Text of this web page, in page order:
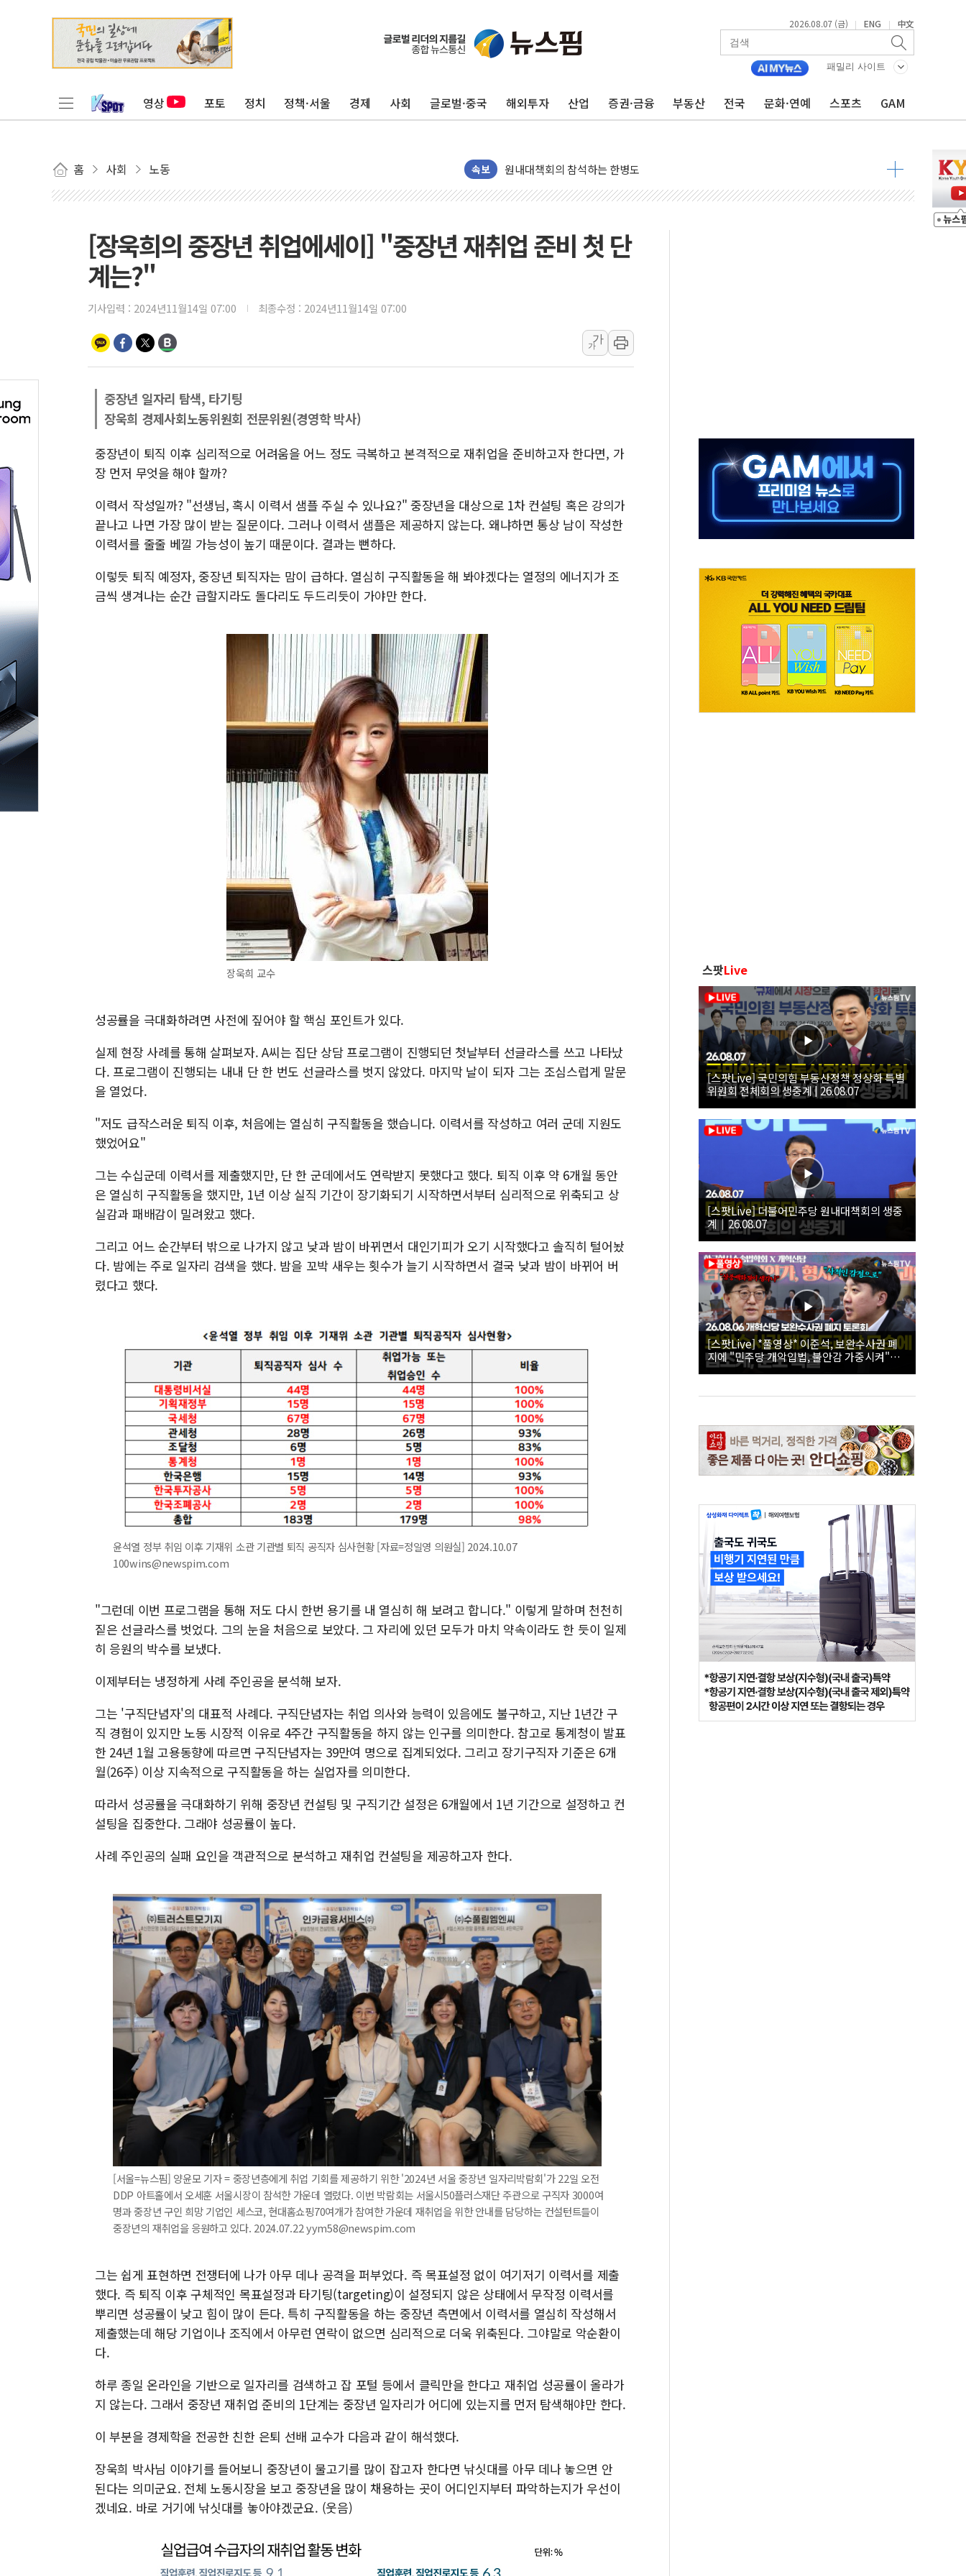
2026.08.07 (금) | ENG | 中文
패밀리 사이트
영상 포토 정치 정책·서울 경제 사회 글로벌·중국 해외투자 산업 증권·금융 부동산 전국 문화·연예 스포츠 GAM
홈 사회 노동 속보
美 민주, 트럼프 측에 200만 달러 건넨 韓기업 조사… "관세 무마용 뇌물 의혹"
지방공기업 경영평가, 서울농수산식품공사 등 20곳 '최우수'...인천환경공단 등 '부진'
"35초마다 중국과 통신"...美보안기업, 중국제 공유기서 '백도어' 발견
한병도 "막말 정치를 좌시하지 않겠다"
AIA그룹, 12년 연속 MDRT 회원 수 세계 1위…국내 회원 34% 증가
[컨콜] 네이버, 멤버십 연계 배송 혜택 강화...새벽 배송 도입 예정
[특징주] 포스코퓨처엠, LFP 장기공급 합의에 7%대 급등
HDC랩스, 'BUILD CON SUMMIT 2026' 참가
[컨콜] 네이버, "엔비디아와 공고한 파트너십 이어갈 예정"
美공화, 韓 '개정 정통망법'에 항의 서한…"표현의 자유 위협"
벤처업계 "정부 세제개편안 환영...RSU 세제지원 긍정 검토되길"
[장욱희의 중장년 취업에세이] "중장년 재취업 준비 첫 단
계는?"
기사입력 : 2024년11월14일 07:00 최종수정 : 2024년11월14일 07:00
가
가
중장년 일자리 탐색, 타기팅
장욱희 경제사회노동위원회 전문위원(경영학 박사)
중장년이 퇴직 이후 심리적으로 어려움을 어느 정도 극복하고 본격적으로 재취업을 준비하고자 한다면, 가
장 먼저 무엇을 해야 할까?
이력서 작성일까? "선생님, 혹시 이력서 샘플 주실 수 있나요?" 중장년을 대상으로 1차 컨설팅 혹은 강의가
끝나고 나면 가장 많이 받는 질문이다. 그러나 이력서 샘플은 제공하지 않는다. 왜냐하면 통상 남이 작성한
이력서를 줄줄 베낄 가능성이 높기 때문이다. 결과는 뻔하다.
이렇듯 퇴직 예정자, 중장년 퇴직자는 맘이 급하다. 열심히 구직활동을 해 봐야겠다는 열정의 에너지가 조
금씩 생겨나는 순간 급할지라도 돌다리도 두드리듯이 가야만 한다.
장욱희 교수
성공률을 극대화하려면 사전에 짚어야 할 핵심 포인트가 있다.
실제 현장 사례를 통해 살펴보자. A씨는 집단 상담 프로그램이 진행되던 첫날부터 선글라스를 쓰고 나타났
다. 프로그램이 진행되는 내내 단 한 번도 선글라스를 벗지 않았다. 마지막 날이 되자 그는 조심스럽게 말문
을 열었다.
"저도 급작스러운 퇴직 이후, 처음에는 열심히 구직활동을 했습니다. 이력서를 작성하고 여러 군데 지원도
했었어요"
그는 수십군데 이력서를 제출했지만, 단 한 군데에서도 연락받지 못했다고 했다. 퇴직 이후 약 6개월 동안
은 열심히 구직활동을 했지만, 1년 이상 실직 기간이 장기화되기 시작하면서부터 심리적으로 위축되고 상
실감과 패배감이 밀려왔고 했다.
그리고 어느 순간부터 밖으로 나가지 않고 낮과 밤이 바뀌면서 대인기피가 오기 시작했다고 솔직히 털어놨
다. 밤에는 주로 일자리 검색을 했다. 밤을 꼬박 새우는 횟수가 늘기 시작하면서 결국 낮과 밤이 바뀌어 버
렸다고 했다.
윤석열 정부 취임 이후 기재위 소관 기관별 퇴직 공직자 심사현황 [자료=정일영 의원실] 2024.10.07
100wins@newspim.com
"그런데 이번 프로그램을 통해 저도 다시 한번 용기를 내 열심히 해 보려고 합니다." 이렇게 말하며 천천히
짙은 선글라스를 벗었다. 그의 눈을 처음으로 보았다. 그 자리에 있던 모두가 마치 약속이라도 한 듯이 일제
히 응원의 박수를 보냈다.
이제부터는 냉정하게 사례 주인공을 분석해 보자.
그는 '구직단념자'의 대표적 사례다. 구직단념자는 취업 의사와 능력이 있음에도 불구하고, 지난 1년간 구
직 경험이 있지만 노동 시장적 이유로 4주간 구직활동을 하지 않는 인구를 의미한다. 참고로 통계청이 발표
한 24년 1월 고용동향에 따르면 구직단념자는 39만여 명으로 집계되었다. 그리고 장기구직자 기준은 6개
월(26주) 이상 지속적으로 구직활동을 하는 실업자를 의미한다.
따라서 성공률을 극대화하기 위해 중장년 컨설팅 및 구직기간 설정은 6개월에서 1년 기간으로 설정하고 컨
설팅을 집중한다. 그래야 성공률이 높다.
사례 주인공의 실패 요인을 객관적으로 분석하고 재취업 컨설팅을 제공하고자 한다.
[서울=뉴스핌] 양윤모 기자 = 중장년층에게 취업 기회를 제공하기 위한 '2024년 서울 중장년 일자리박람회'가 22일 오전
DDP 아트홀에서 오세훈 서울시장이 참석한 가운데 열렸다. 이번 박람회는 서울시50플러스재단 주관으로 구직자 3000여
명과 중장년 구인 희망 기업인 세스코, 현대홈쇼핑70여개가 참여한 가운데 재취업을 위한 안내를 담당하는 컨설턴트들이
중장년의 재취업을 응원하고 있다. 2024.07.22 yym58@newspim.com
그는 쉽게 표현하면 전쟁터에 나가 아무 데나 공격을 퍼부었다. 즉 목표설정 없이 여기저기 이력서를 제출
했다. 즉 퇴직 이후 구체적인 목표설정과 타기팅(targeting)이 설정되지 않은 상태에서 무작정 이력서를
뿌리면 성공률이 낮고 힘이 많이 든다. 특히 구직활동을 하는 중장년 측면에서 이력서를 열심히 작성해서
제출했는데 해당 기업이나 조직에서 아무런 연락이 없으면 심리적으로 더욱 위축된다. 그야말로 악순환이
다.
하루 종일 온라인을 기반으로 일자리를 검색하고 잡 포털 등에서 클릭만을 한다고 재취업 성공률이 올라가
지 않는다. 그래서 중장년 재취업 준비의 1단계는 중장년 일자리가 어디에 있는지를 먼저 탐색해야만 한다.
이 부분을 경제학을 전공한 친한 은퇴 선배 교수가 다음과 같이 해석했다.
장욱희 박사님 이야기를 들어보니 중장년이 물고기를 많이 잡고자 한다면 낚싯대를 아무 데나 놓으면 안
된다는 의미군요. 전체 노동시장을 보고 중장년을 많이 채용하는 곳이 어디인지부터 파악하는지가 우선이
겠네요. 바로 거기에 낚싯대를 놓아야겠군요. (웃음)
스팟Live
[스팟Live] 국민의힘 부동산정책 정상화 특별
위원회 전체회의 생중계 | 26.08.07
[스팟Live] 더불어민주당 원내대책회의 생중
계｜26.08.07
[스팟Live] *풀영상* 이준석, 보완수사권 폐
지에 "민주당 개악입법, 불안감 가중시켜"｜
26.08.06 개혁신당 보완수사권 폐지 토론회